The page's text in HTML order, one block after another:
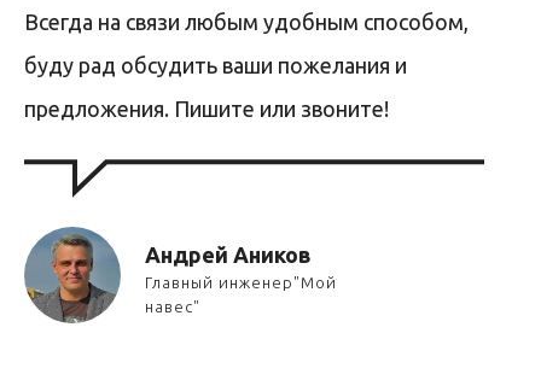
Всегда на связи любым удобным способом,
буду рад обсудить ваши пожелания и
предложения. Пишите или звоните!
Андрей Аников
Главный инженер"Мой
навес"